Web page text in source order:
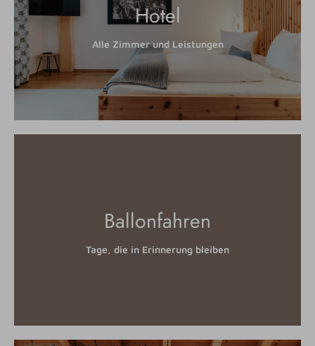
Hotel
Alle Zimmer und Leistungen
Ballonfahren
Tage, die in Erinnerung bleiben